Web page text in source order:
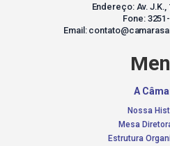
Endereço: Av.
Fone:
Email:
A
Nossa
Mesa
Estrutura